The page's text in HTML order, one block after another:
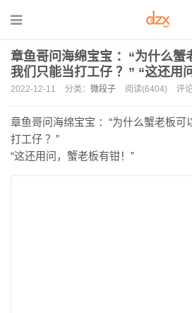
章鱼哥问海绵宝宝 ：“为什么蟹
我们只能当打工仔 ？” “这还用
2022-12-11 分类： 微段子 阅读(6404) 评
章鱼哥问海绵宝宝 ：“为什么蟹老板可
打工仔 ？”
“这还用问，蟹老板有钳！”